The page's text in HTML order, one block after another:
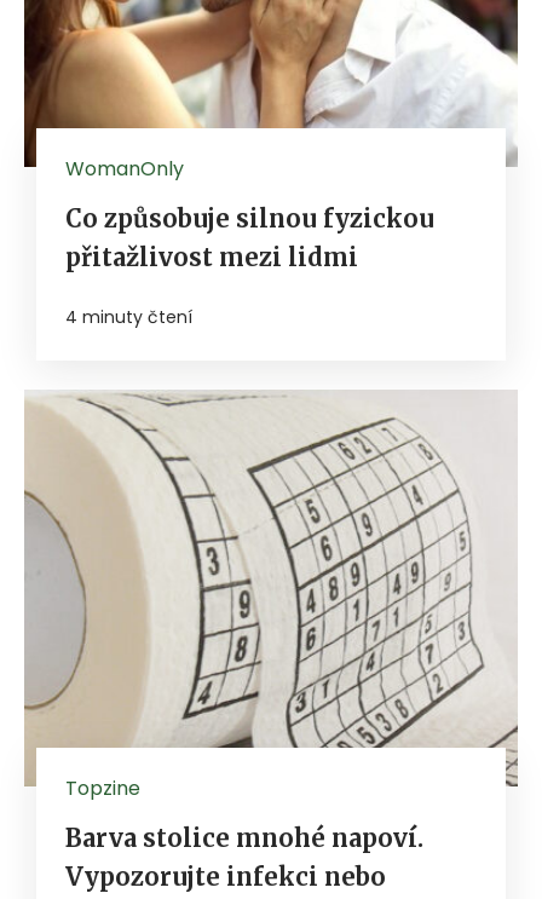
WomanOnly
Co způsobuje silnou fyzickou
přitažlivost mezi lidmi
4 minuty čtení
Topzine
Barva stolice mnohé napoví.
Vypozorujte infekci nebo